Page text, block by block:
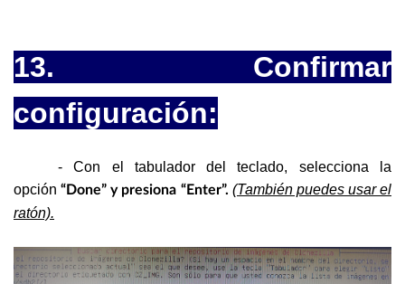
13. Confirmar
configuración:
- Con el tabulador del teclado, selecciona la
opción“Done” y presiona “Enter”. (También puedes usar el
ratón).